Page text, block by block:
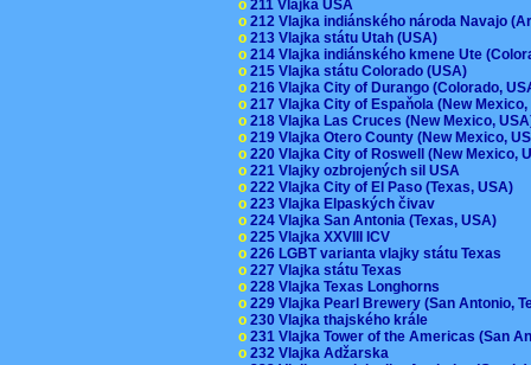
o 211 Vlajka USA
o 212 Vlajka indiánského národa Navajo
o 213 Vlajka státu Utah (USA)
o 214 Vlajka indiánského kmene Ute
o 215 Vlajka státu Colorado (USA)
o 216 Vlajka City of Durango (Colorado,
o 217 Vlajka City of Espaňola (New
o 218 Vlajka Las Cruces (New Mexico,
o 219 Vlajka Otero County (New Mexico,
o 220 Vlajka City of Roswell (New Mexico,
o 221 Vlajky ozbrojených sil USA
o 222 Vlajka City of El Paso (Texas, USA)
o 223 Vlajka Elpaských čivav
o 224 Vlajka San Antonia (Texas, USA)
o 225 Vlajka XXVIII ICV
o 226 LGBT varianta vlajky státu Texas
o 227 Vlajka státu Texas
o 228 Vlajka Texas Longhorns
o 229 Vlajka Pearl Brewery (San Antonio,
o 230 Vlajka thajského krále
o 231 Vlajka Tower of the Americas (San
o 232 Vlajka Adžarska